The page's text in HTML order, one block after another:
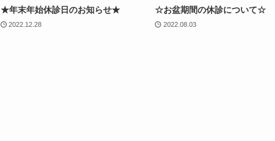
★年末年始休診日のお知らせ★
2022.12.28
☆お盆期間の休診について☆
2022.08.03